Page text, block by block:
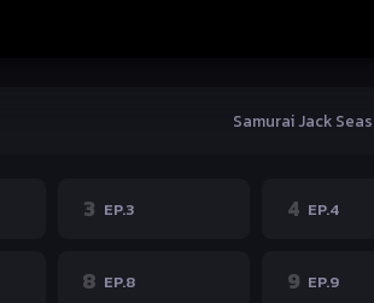
Samurai Jack
3 EP.3 4 EP.4
8 EP.8 9 EP.9